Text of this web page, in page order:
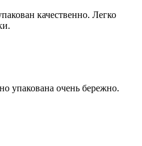
качественно. Легко
упакована очень бережно.